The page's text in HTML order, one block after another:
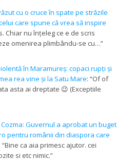
cu o cruce în spate pe străzile
care spune că vrea să inspire
Chiar nu înțeleg ce e de scris
omenirea plimbându-se cu…”
în Maramureș: copaci rupți și
rea vine și la Satu Mare: “Of of
asta ai dreptate 😉 (Exceptiile
Guvernul a aprobat un buget
pentru românii din diaspora care
: “Bine ca aia primesc ajutor. cei
si etc nimic.”